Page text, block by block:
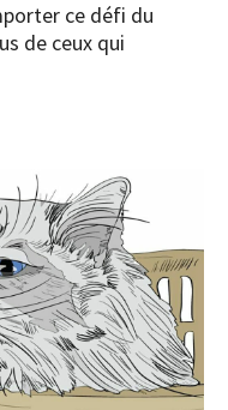
ce défi du
de ceux qui